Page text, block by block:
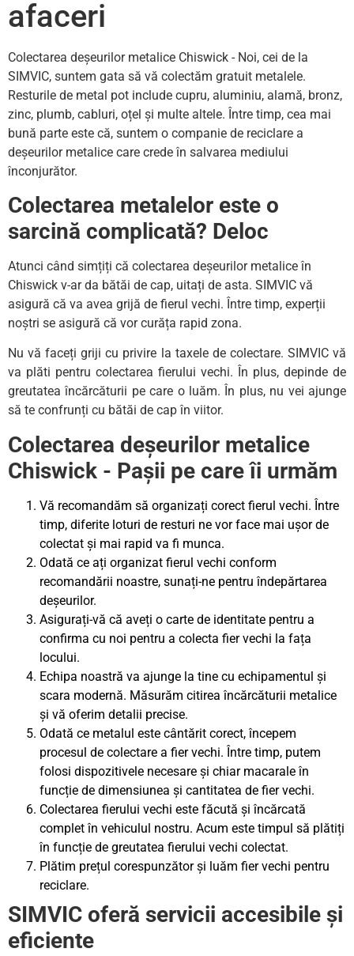
afaceri
Colectarea deșeurilor metalice Chiswick - Noi, cei de la
SIMVIC, suntem gata să vă colectăm gratuit metalele.
Resturile de metal pot include cupru, aluminiu, alamă, bronz,
zinc, plumb, cabluri, oțel și multe altele. Între timp, cea mai
bună parte este că, suntem o companie de reciclare a
deșeurilor metalice care crede în salvarea mediului
înconjurător.
Colectarea metalelor este o
sarcină complicată? Deloc
Atunci când simțiți că colectarea deșeurilor metalice în
Chiswick v-ar da bătăi de cap, uitați de asta. SIMVIC vă
asigură că va avea grijă de fierul vechi. Între timp, experții
noștri se asigură că vor curăța rapid zona.
Nu vă faceți griji cu privire la taxele de colectare. SIMVIC vă
va plăti pentru colectarea fierului vechi. În plus, depinde de
greutatea încărcăturii pe care o luăm. În plus, nu vei ajunge
să te confrunți cu bătăi de cap în viitor.
Colectarea deșeurilor metalice
Chiswick - Pașii pe care îi urmăm
Vă recomandăm să organizați corect fierul vechi. Între
timp, diferite loturi de resturi ne vor face mai ușor de
colectat și mai rapid va fi munca.
Odată ce ați organizat fierul vechi conform
recomandării noastre, sunați-ne pentru îndepărtarea
deșeurilor.
Asigurați-vă că aveți o carte de identitate pentru a
confirma cu noi pentru a colecta fier vechi la fața
locului.
Echipa noastră va ajunge la tine cu echipamentul și
scara modernă. Măsurăm citirea încărcăturii metalice
și vă oferim detalii precise.
Odată ce metalul este cântărit corect, începem
procesul de colectare a fier vechi. Între timp, putem
folosi dispozitivele necesare și chiar macarale în
funcție de dimensiunea și cantitatea de fier vechi.
Colectarea fierului vechi este făcută și încărcată
complet în vehiculul nostru. Acum este timpul să plătiți
în funcție de greutatea fierului vechi colectat.
Plătim prețul corespunzător și luăm fier vechi pentru
reciclare.
SIMVIC oferă servicii accesibile și
eficiente